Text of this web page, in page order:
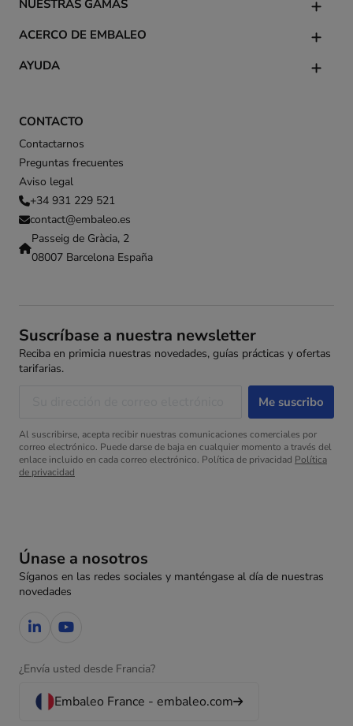
CONTACTO
Contactarnos
Preguntas frecuentes
Aviso legal
+34 931 229 521
contact@embaleo.es
Passeig de Gràcia, 2
08007 Barcelona España
NUESTRAS GAMAS
ACERCO DE EMBALEO
AYUDA
Únase a nosotros
Síganos en las redes sociales y manténgase al día de nuestras
novedades
¿Envía usted desde Francia?
Embaleo France - embaleo.com
Suscríbase a nuestra newsletter
Reciba en primicia nuestras novedades, guías prácticas y ofertas
tarifarias.
Al suscribirse, acepta recibir nuestras comunicaciones comerciales por
correo electrónico. Puede darse de baja en cualquier momento a través del
enlace incluido en cada correo electrónico. Política de privacidad Política
de privacidad